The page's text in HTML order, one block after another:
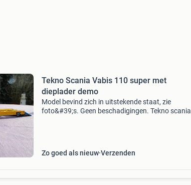
Tekno Scania Vabis 110 super met
dieplader demo
Model bevind zich in uitstekende staat, zie
foto&#39;s. Geen beschadigingen. Tekno scania
Zo goed als nieuw Verzenden